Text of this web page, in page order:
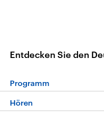
Entdecken Sie den
Programm
Programm
Hören